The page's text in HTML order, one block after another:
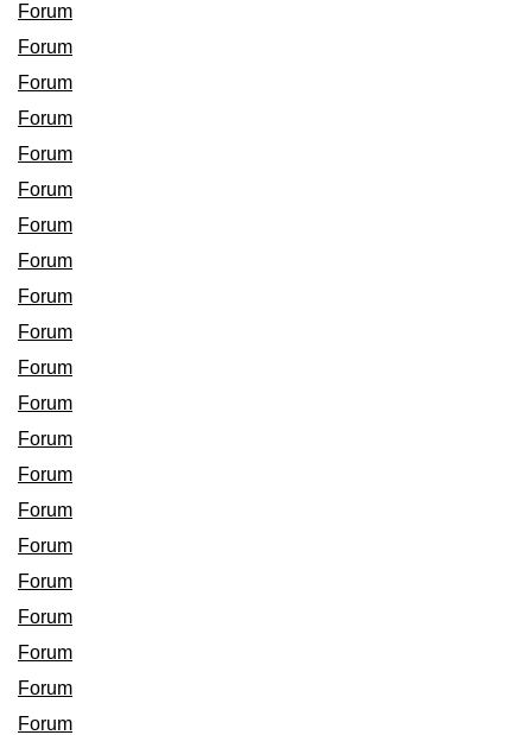
Forum
Forum
Forum
Forum
Forum
Forum
Forum
Forum
Forum
Forum
Forum
Forum
Forum
Forum
Forum
Forum
Forum
Forum
Forum
Forum
Forum